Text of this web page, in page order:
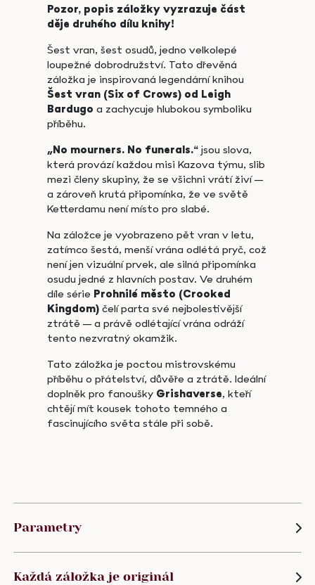
Pozor, popis záložky vyzrazuje část
děje druhého dílu knihy!
Šest vran, šest osudů, jedno velkolepé
loupežné dobrodružství. Tato dřevěná
záložka je inspirovaná legendární knihou
Šest vran (Six of Crows) od Leigh
Bardugo a zachycuje hlubokou symboliku
příběhu.
„No mourners. No funerals.“ jsou slova,
která provází každou misi Kazova týmu, slib
mezi členy skupiny, že se všichni vrátí živí –
a zároveň krutá připomínka, že ve světě
Ketterdamu není místo pro slabé.
Na záložce je vyobrazeno pět vran v letu,
zatímco šestá, menší vrána odlétá pryč, což
není jen vizuální prvek, ale silná připomínka
osudu jedné z hlavních postav. Ve druhém
díle série Prohnilé město (Crooked
Kingdom) čelí parta své nejbolestivější
ztrátě – a právě odlétající vrána odráží
tento nezvratný okamžik.
Tato záložka je poctou mistrovskému
příběhu o přátelství, důvěře a ztrátě. Ideální
doplněk pro fanoušky Grishaverse, kteří
chtějí mít kousek tohoto temného a
fascinujícího světa stále při sobě.
Parametry
Každá záložka je originál